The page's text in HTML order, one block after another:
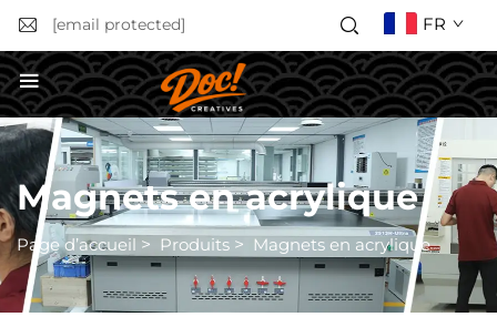
[email protected] FR
Obtenir un devis
Magnets en acrylique
Page d’accueil > Produits > Magnets en acrylique